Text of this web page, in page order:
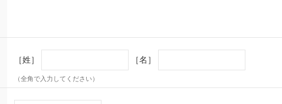
［姓］ ［名］
（全角で入力してください）